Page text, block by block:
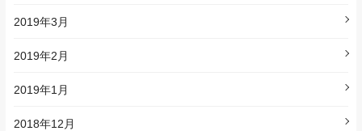
2019年3月
2019年2月
2019年1月
2018年12月